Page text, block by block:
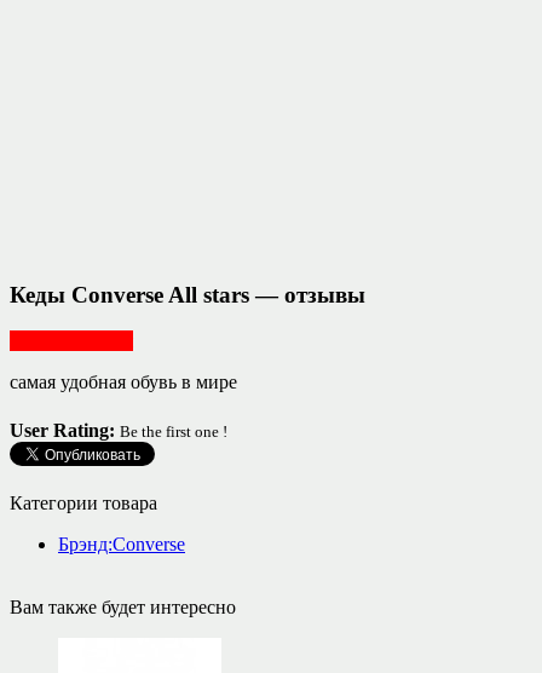
Кеды Converse All stars — отзывы
самая удобная обувь в мире
User Rating: Be the first one !
Категории товара
Брэнд:Converse
Вам также будет интересно